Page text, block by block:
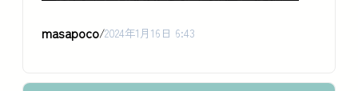
masapoco/2024年1月16日 6:43